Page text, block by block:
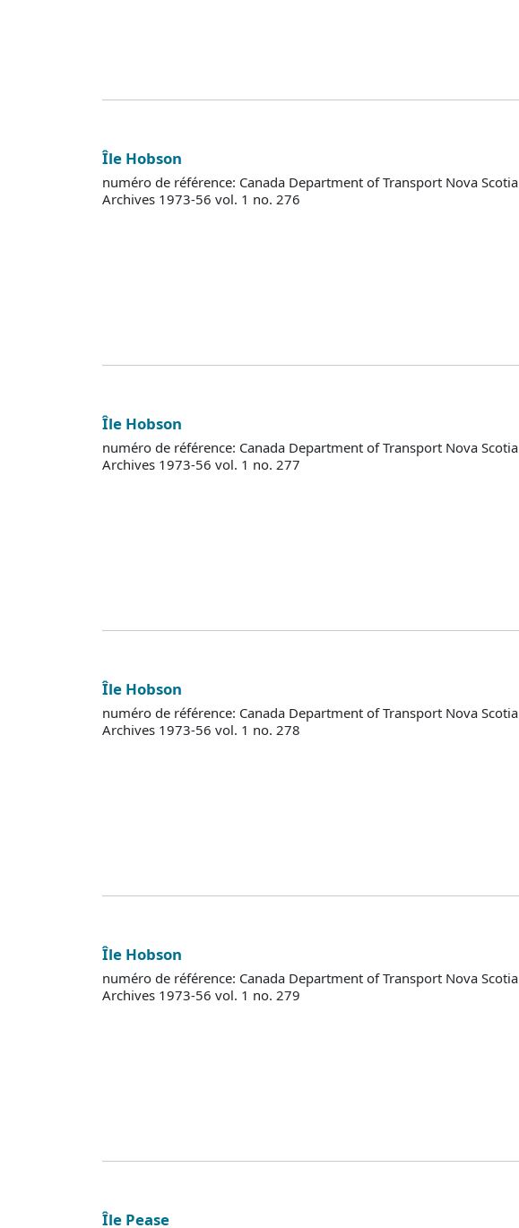
Île Hobson
numéro de référence: Canada Department of Transport Nova Scotia
Archives 1973-56 vol. 1 no. 276
Île Hobson
numéro de référence: Canada Department of Transport Nova Scotia
Archives 1973-56 vol. 1 no. 277
Île Hobson
numéro de référence: Canada Department of Transport Nova Scotia
Archives 1973-56 vol. 1 no. 278
Île Hobson
numéro de référence: Canada Department of Transport Nova Scotia
Archives 1973-56 vol. 1 no. 279
Île Pease